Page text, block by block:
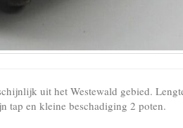
uit het Westewald gebied.
tap en kleine beschadiging 2 poten.